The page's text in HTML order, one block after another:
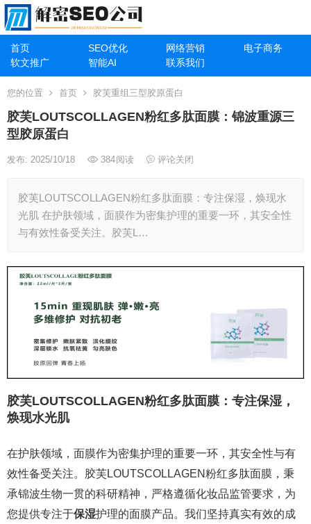
首页 SEO优化 网络营销
电子商务
软文推广
智能AI 联系我们
您的位置 首页 胶芙重组三型胶原蛋白
胶芙LOUTSCOLLAGEN粉红多肽面膜：锦波重源三
型胶原蛋白
发布: 2025/10/18 384阅读 评论关闭
胶芙LOUTSCOLLAGEN粉红多肽面膜：专注保湿，焕现水
光肌 在护肤领域，面膜作为密集护理的重要一环，其安全性
与有效性备受关注。胶芙L…
胶芙LOUTSCOLLAGEN粉红多肽面膜：专注保湿，
焕现水光肌
在护肤领域，面膜作为密集护理的重要一环，其安全性与有
效性备受关注。胶芙LOUTSCOLLAGEN粉红多肽面膜，秉
承锦波生物一贯的科研精神，严格遵循化妆品监管要求，为
您提供专注于保湿护理的面膜产品。我们坚持真实有效的成